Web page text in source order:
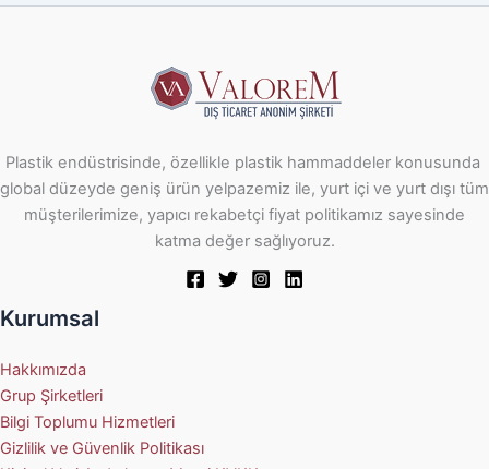
Plastik endüstrisinde, özellikle plastik hammaddeler konusunda
global düzeyde geniş ürün yelpazemiz ile, yurt içi ve yurt dışı tüm
müşterilerimize, yapıcı rekabetçi fiyat politikamız sayesinde
katma değer sağlıyoruz.
Kurumsal
Hakkımızda
Grup Şirketleri
Bilgi Toplumu Hizmetleri
Gizlilik ve Güvenlik Politikası